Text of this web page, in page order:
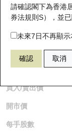
請確認閣下為香港
券法規則S），並
未來7日不再顯示
確認 取消
表現 街貨統計
13417 瑞銀
$0.09 0.006
買入/賣出價
開市價
每手股數
新發行瑞銀認股證
即將到期認股證
認股證到期結算價查
認股證分析儀
認股證速算機
比較
牛熊證搜尋
牛熊證街貨分佈圖
正股牛熊證列表
新發行瑞銀牛熊證
已收回牛熊證剩餘價
比較
十大認股證成交分
十天股證佔大市成
資金流
街貨統計
三十大平均引伸波幅
二十大活躍股份
恒指成份股
國指成份股
科指成份股
相關資產沽空
顯示所有持股比重
輪證專欄
講座及教育短片
認股證投資者教育
牛熊證投資者教育
認股證牛熊證常問問